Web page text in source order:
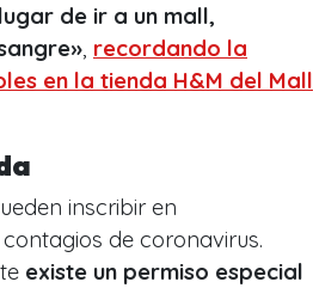
de ir a un mall,
recordando la
en la tienda H&M del Mall
inscribir en
de coronavirus.
existe un permiso especial